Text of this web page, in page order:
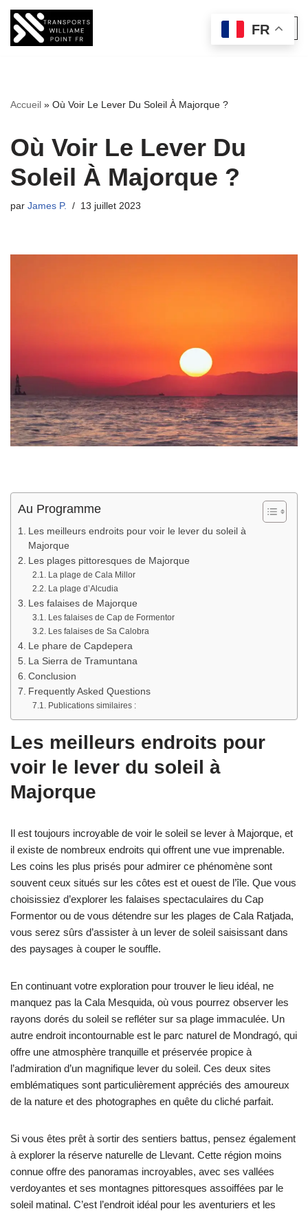
Aller
Accueil » Où Voir Le Lever Du Soleil À Majorque ?
Où Voir Le Lever Du
Soleil À Majorque ?
par James P. 13 juillet 2023
Au Programme
Les meilleurs endroits pour voir le lever du soleil à
Majorque
Les plages pittoresques de Majorque
La plage de Cala Millor
La plage d’Alcudia
Les falaises de Majorque
Les falaises de Cap de Formentor
Les falaises de Sa Calobra
Le phare de Capdepera
La Sierra de Tramuntana
Conclusion
Frequently Asked Questions
Publications similaires :
Les meilleurs endroits pour
voir le lever du soleil à
Majorque
Il est toujours incroyable de voir le soleil se lever à Majorque, et
il existe de nombreux endroits qui offrent une vue imprenable.
Les coins les plus prisés pour admirer ce phénomène sont
souvent ceux situés sur les côtes est et ouest de l’île. Que vous
choisissiez d’explorer les falaises spectaculaires du Cap
Formentor ou de vous détendre sur les plages de Cala Ratjada,
vous serez sûrs d’assister à un lever de soleil saisissant dans
des paysages à couper le souffle.
En continuant votre exploration pour trouver le lieu idéal, ne
manquez pas la Cala Mesquida, où vous pourrez observer les
rayons dorés du soleil se refléter sur sa plage immaculée. Un
autre endroit incontournable est le parc naturel de Mondragó, qui
offre une atmosphère tranquille et préservée propice à
l’admiration d’un magnifique lever du soleil. Ces deux sites
emblématiques sont particulièrement appréciés des amoureux
de la nature et des photographes en quête du cliché parfait.
Si vous êtes prêt à sortir des sentiers battus, pensez également
à explorer la réserve naturelle de Llevant. Cette région moins
connue offre des panoramas incroyables, avec ses vallées
verdoyantes et ses montagnes pittoresques assoiffées par le
soleil matinal. C’est l’endroit idéal pour les aventuriers et les
FR